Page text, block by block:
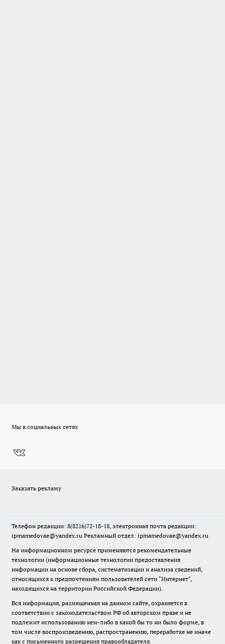
Мы в социальных сетях
Заказать рекламу
Телефон редакции: 8(8216)72-18-18, электронная почта редакции:
ipmamedovae@yandex.ru Рекламный отдел: ipmamedovae@yandex.ru
На информационном ресурсе применяются рекомендательные
технологии (информационные технологии предоставления
информации на основе сбора, систематизации и анализа сведений,
относящихся к предпочтениям пользователей сети "Интернет",
находящихся на территории Российской Федерации).
Вся информация, размещенная на данном сайте, охраняется в
соответствии с законодательством РФ об авторском праве и не
подлежит использованию кем-либо в какой бы то ни было форме, в
том числе воспроизведению, распространению, переработке не иначе
как с письменного разрешения правообладателя.